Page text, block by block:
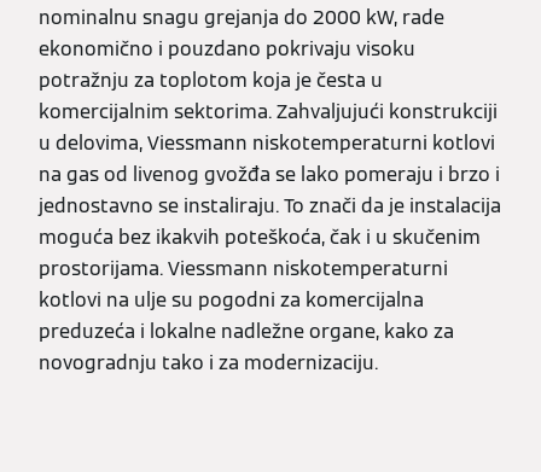
nominalnu snagu grejanja do 2000 kW, rade
ekonomično i pouzdano pokrivaju visoku
potražnju za toplotom koja je česta u
komercijalnim sektorima. Zahvaljujući konstrukciji
u delovima, Viessmann niskotemperaturni kotlovi
na gas od livenog gvožđa se lako pomeraju i brzo i
jednostavno se instaliraju. To znači da je instalacija
moguća bez ikakvih poteškoća, čak i u skučenim
prostorijama. Viessmann niskotemperaturni
kotlovi na ulje su pogodni za komercijalna
preduzeća i lokalne nadležne organe, kako za
novogradnju tako i za modernizaciju.